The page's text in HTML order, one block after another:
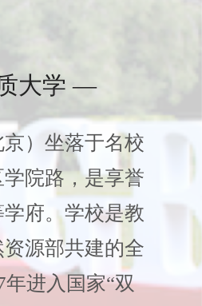
大学 —
）坐落于名校
院路，是享誉
府。学校是教
源部共建的全
进入国家“双